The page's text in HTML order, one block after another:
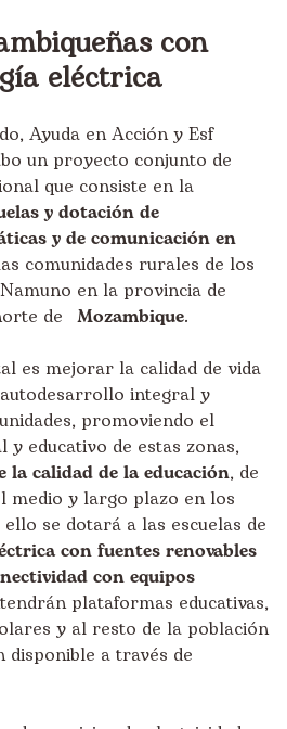
con
eléctrica
Ayuda en Acción y Esf
un proyecto conjunto de
que consiste en la
y dotación de
y de comunicación en
comunidades rurales de los
en la provincia de
de Mozambique.
es mejorar la calidad de vida
integral y
promoviendo el
educativo de estas zonas,
la calidad de la educación, de
medio y largo plazo en los
se dotará a las escuelas de
con fuentes renovables
con equipos
plataformas educativas,
y al resto de la población
disponible a través de